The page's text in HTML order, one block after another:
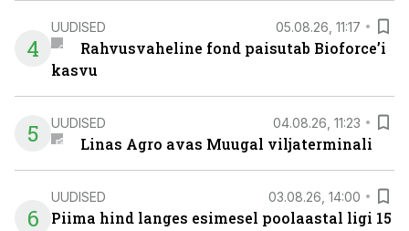
4
UUDISED 05.08.26, 11:17
Rahvusvaheline fond paisutab Bioforce’i
kasvu
5 UUDISED 04.08.26, 11:23
Linas Agro avas Muugal viljaterminali
6
UUDISED 03.08.26, 14:00
Piima hind langes esimesel poolaastal ligi 15